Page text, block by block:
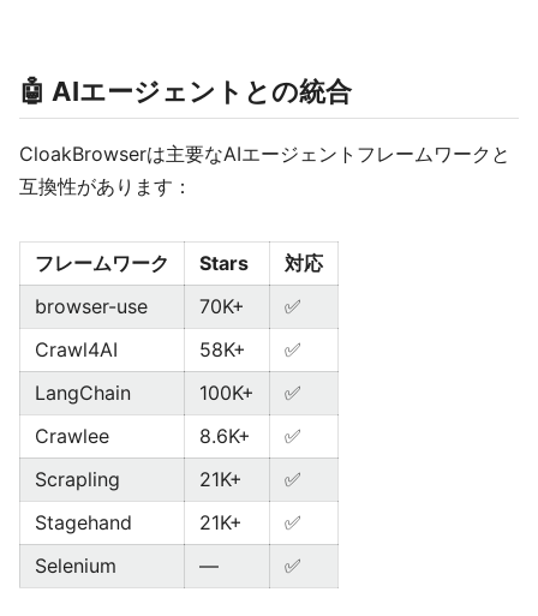
🤖 AIエージェントとの統合
CloakBrowserは主要なAIエージェントフレームワークと
互換性があります：
フレームワーク Stars
対応
browser-use
70K+
✅
Crawl4AI
58K+
✅
LangChain
100K+
✅
Crawlee
8.6K+
✅
Scrapling
21K+
✅
Stagehand
21K+
✅
Selenium
— ✅